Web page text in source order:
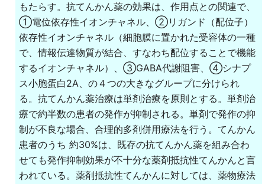
もたらす。抗てんかん薬の効果は、作用点との関連で、
①電位依存性イオンチャネル、②リガンド（配位子）
依存性イオンチャネル（細胞膜に置かれた受容体の一種
で、情報伝達物質が結合、すなわち配位することで機能
するイオンチャネル）、③GABA代謝阻害、④シナプ
ス小胞蛋白2A、の４つの大きなグループに分けられ
る。抗てんかん薬治療は単剤治療を原則とする。単剤治
療で約半数の患者の発作が抑制される。単剤で発作の抑
制が不良な場合、合理的多剤併用療法を行う。てんかん
患者のうち 約30%は、既存の抗てんかん薬を組み合わ
せても発作抑制効果が不十分な薬剤抵抗性てんかんと言
われている。薬剤抵抗性てんかんに対しては、薬物療法